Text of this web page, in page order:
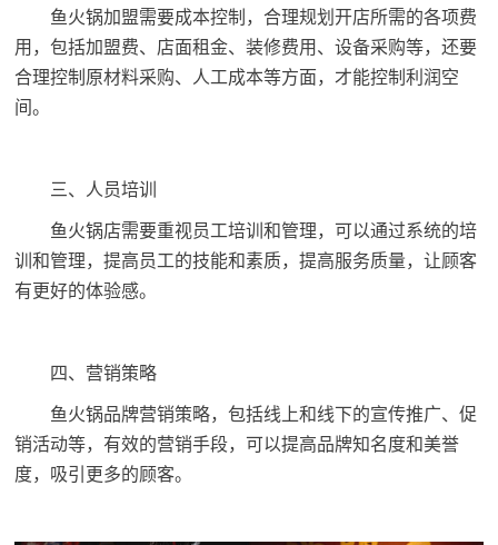
鱼火锅加盟需要成本控制，合理规划开店所需的各项费
用，包括加盟费、店面租金、装修费用、设备采购等，还要
合理控制原材料采购、人工成本等方面，才能控制利润空
间。
三、人员培训
鱼火锅店需要重视员工培训和管理，可以通过系统的培
训和管理，提高员工的技能和素质，提高服务质量，让顾客
有更好的体验感。
四、营销策略
鱼火锅品牌营销策略，包括线上和线下的宣传推广、促
销活动等，有效的营销手段，可以提高品牌知名度和美誉
度，吸引更多的顾客。